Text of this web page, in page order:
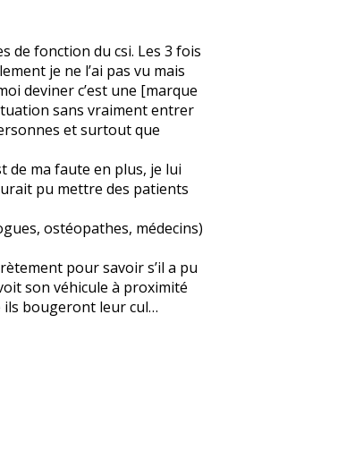
de fonction du csi. Les 3 fois
je ne l’ai pas vu mais
deviner c’est une [marque
sans vraiment entrer
et surtout que
de ma faute en plus, je lui
pu mettre des patients
ostéopathes, médecins)
pour savoir s’il a pu
son véhicule à proximité
ils bougeront leur cul…